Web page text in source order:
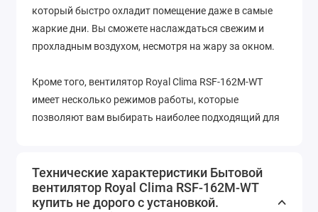
который быстро охладит помещение даже в самые
жаркие дни. Вы сможете наслаждаться свежим и
прохладным воздухом, несмотря на жару за окном.
Кроме того, вентилятор Royal Clima RSF-162M-WT
имеет несколько режимов работы, которые
позволяют вам выбирать наиболее подходящий для
выбрать более тихий режим, чтобы создать
комфортную обстановку для сна или работы.
Технические характеристики Бытовой
вентилятор Royal Clima RSF-162M-WT
купить не дорого с установкой.